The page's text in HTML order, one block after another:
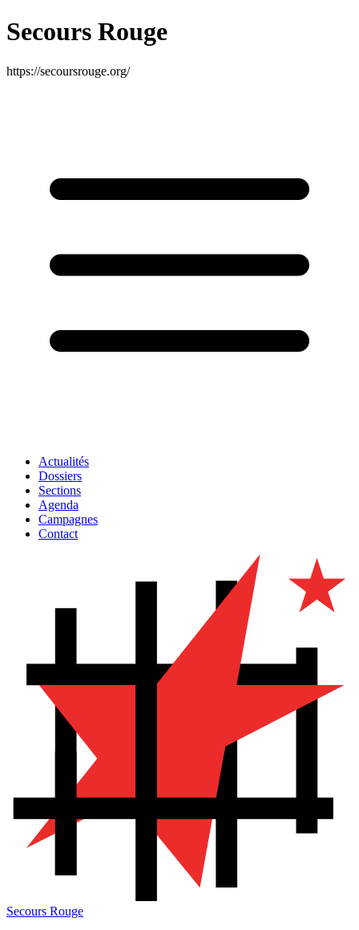
Secours Rouge
https://secoursrouge.org/
Actualités
Dossiers
Sections
Agenda
Campagnes
Contact
Secours Rouge